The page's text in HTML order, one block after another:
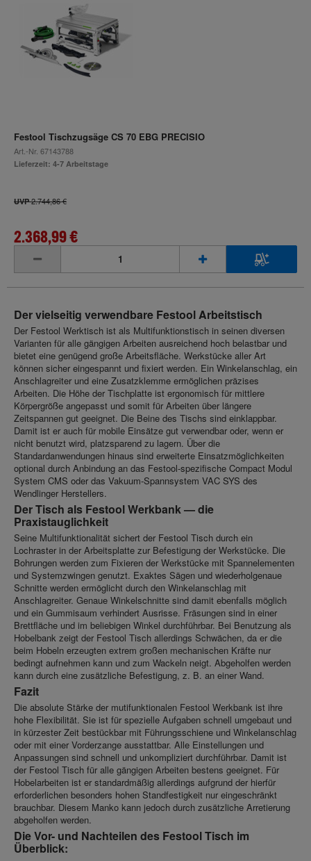
Festool Tischzugsäge CS 70 EBG PRECISIO
Art.-Nr. 67143788
Lieferzeit: 4-7 Arbeitstage
UVP2.744,86 €
2.368,99 €
Der vielseitig verwendbare Festool Arbeitstisch
Der Festool Werktisch ist als Multifunktionstisch in seinen diversen
Varianten für alle gängigen Arbeiten ausreichend hoch belastbar und
bietet eine genügend große Arbeitsfläche. Werkstücke aller Art
können sicher eingespannt und fixiert werden. Ein Winkelanschlag, ein
Anschlagreiter und eine Zusatzklemme ermöglichen präzises
Arbeiten. Die Höhe der Tischplatte ist ergonomisch für mittlere
Körpergröße angepasst und somit für Arbeiten über längere
Zeitspannen gut geeignet. Die Beine des Tischs sind einklappbar.
Damit ist er auch für mobile Einsätze gut verwendbar oder, wenn er
nicht benutzt wird, platzsparend zu lagern. Über die
Standardanwendungen hinaus sind erweiterte Einsatzmöglichkeiten
optional durch Anbindung an das Festool-spezifische Compact Modul
System CMS oder das Vakuum-Spannsystem VAC SYS des
Wendlinger Herstellers.
Der Tisch als Festool Werkbank — die
Praxistauglichkeit
Seine Multifunktionalität sichert der Festool Tisch durch ein
Lochraster in der Arbeitsplatte zur Befestigung der Werkstücke. Die
Bohrungen werden zum Fixieren der Werkstücke mit Spannelementen
und Systemzwingen genutzt. Exaktes Sägen und wiederholgenaue
Schnitte werden ermöglicht durch den Winkelanschlag mit
Anschlagreiter. Genaue Winkelschnitte sind damit ebenfalls möglich
und ein Gummisaum verhindert Ausrisse. Fräsungen sind in einer
Brettfläche und im beliebigen Winkel durchführbar. Bei Benutzung als
Hobelbank zeigt der Festool Tisch allerdings Schwächen, da er die
beim Hobeln erzeugten extrem großen mechanischen Kräfte nur
bedingt aufnehmen kann und zum Wackeln neigt. Abgeholfen werden
kann durch eine zusätzliche Befestigung, z. B. an einer Wand.
Fazit
Die absolute Stärke der mutifunktionalen Festool Werkbank ist ihre
hohe Flexibilität. Sie ist für spezielle Aufgaben schnell umgebaut und
in kürzester Zeit bestückbar mit Führungsschiene und Winkelanschlag
oder mit einer Vorderzange ausstattbar. Alle Einstellungen und
Anpassungen sind schnell und unkompliziert durchführbar. Damit ist
der Festool Tisch für alle gängigen Arbeiten bestens geeignet. Für
Hobelarbeiten ist er standardmäßig allerdings aufgrund der hierfür
erforderlichen besonders hohen Standfestigkeit nur eingeschränkt
brauchbar. Diesem Manko kann jedoch durch zusätzliche Arretierung
abgeholfen werden.
Die Vor- und Nachteilen des Festool Tisch im
Überblick: